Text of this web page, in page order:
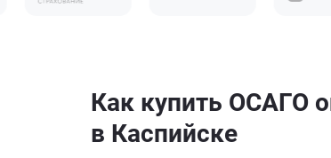
Как купить ОСАГО
в Каспийске